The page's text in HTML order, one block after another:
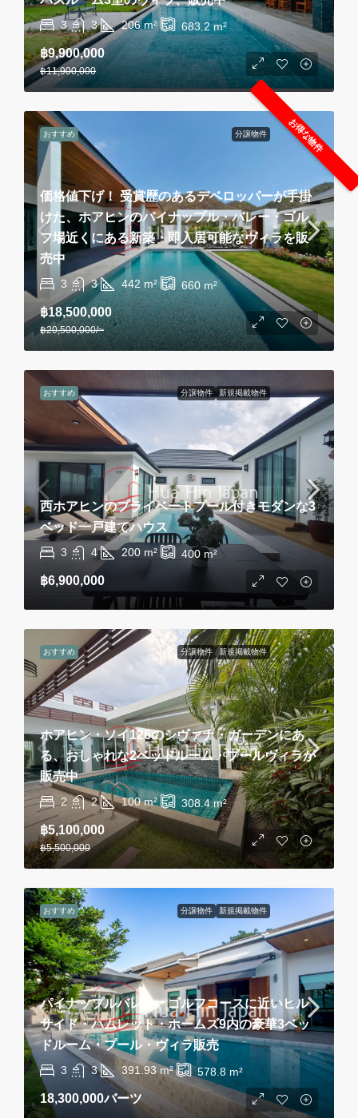
3 3 206 m² 683.2m²
฿9,900,000
฿11,900,000
おすすめ 分譲物件 お得な物件
価格値下げ！ 受賞歴のあるデベロッパーが手掛
けた、ホアヒンのパイナップル・バレー・ゴル
フ場近くにある新築・即入居可能なヴィラを販
売中
3 3 442 m² 660 m²
฿18,500,000
฿20,500,000/~
おすすめ 分譲物件 新規掲載物件
西ホアヒンのプライベートプール付きモダンな3
ベッド一戸建てハウス
3 4 200 m² 400 m²
฿6,900,000
おすすめ 分譲物件 新規掲載物件
ホアヒン・ソイ126のシヴァナ・ガーデンにあ
る、おしゃれな2ベッドルーム・プールヴィラが
販売中
2 2 100 m² 308.4m²
฿5,100,000
฿5,500,000
おすすめ 分譲物件 新規掲載物件
パイナップルバレー・ゴルフコースに近いヒル
サイド・ハムレット・ホームズ9内の豪華3ベッ
ドルーム・プール・ヴィラ販売
3 3 391.93 m² 578.8 m²
18,300,000バーツ